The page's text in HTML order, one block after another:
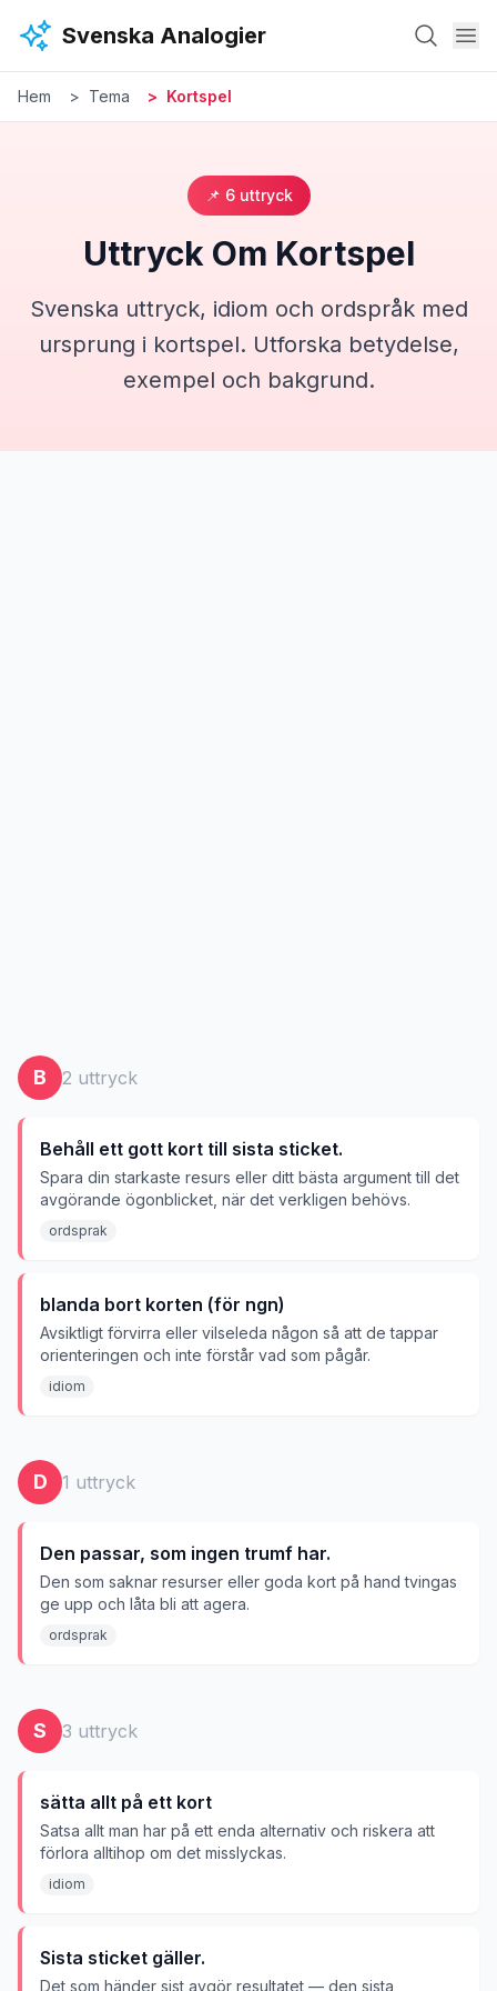
Svenska Analogier
Hem Tema Kortspel
📌 6uttryck
Uttryck Om Kortspel
Svenska uttryck, idiom och ordspråk med
ursprung i kortspel. Utforska betydelse,
exempel och bakgrund.
B 2 uttryck
Behåll ett gott kort till sista sticket.
Spara din starkaste resurs eller ditt bästa argument till det
avgörande ögonblicket, när det verkligen behövs.
ordsprak
blanda bort korten (för ngn)
Avsiktligt förvirra eller vilseleda någon så att de tappar
orienteringen och inte förstår vad som pågår.
idiom
D 1 uttryck
Den passar, som ingen trumf har.
Den som saknar resurser eller goda kort på hand tvingas
ge upp och låta bli att agera.
ordsprak
S 3 uttryck
sätta allt på ett kort
Satsa allt man har på ett enda alternativ och riskera att
förlora alltihop om det misslyckas.
idiom
Sista sticket gäller.
Det som händer sist avgör resultatet — den sista